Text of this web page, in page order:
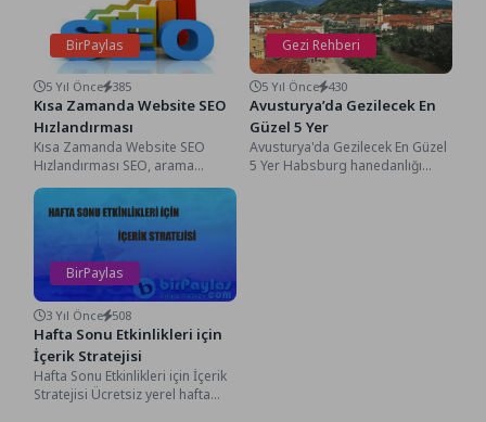
BirPaylas
5 Yıl Önce 385
Kısa Zamanda Website SEO
Hızlandırması
Kısa Zamanda Website SEO
Hızlandırması SEO, arama
motoru optimizasyonu anlamına
motorlarında(Google, Bing,
Gezi Rehberi
5 Yıl Önce 430
Avusturya’da Gezilecek En
Güzel 5 Yer
Avusturya'da Gezilecek En Güzel
5 Yer Habsburg hanedanlığı
BirPaylas
3 Yıl Önce 508
Hafta Sonu Etkinlikleri için
İçerik Stratejisi
Hafta Sonu Etkinlikleri için İçerik
Stratejisi Ücretsiz yerel hafta